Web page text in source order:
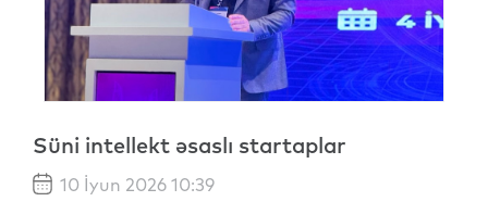
Süni intellekt əsaslı startaplar
10 İyun 2026 10:39